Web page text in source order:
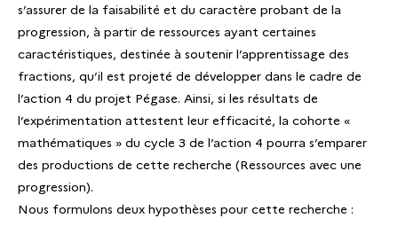
s’assurer de la faisabilité et du caractère probant de la
progression, à partir de ressources ayant certaines
caractéristiques, destinée à soutenir l’apprentissage des
fractions, qu’il est projeté de développer dans le cadre de
l’action 4 du projet Pégase. Ainsi, si les résultats de
l’expérimentation attestent leur efficacité, la cohorte «
mathématiques » du cycle 3 de l’action 4 pourra s’emparer
des productions de cette recherche (Ressources avec une
progression).
Nous formulons deux hypothèses pour cette recherche :